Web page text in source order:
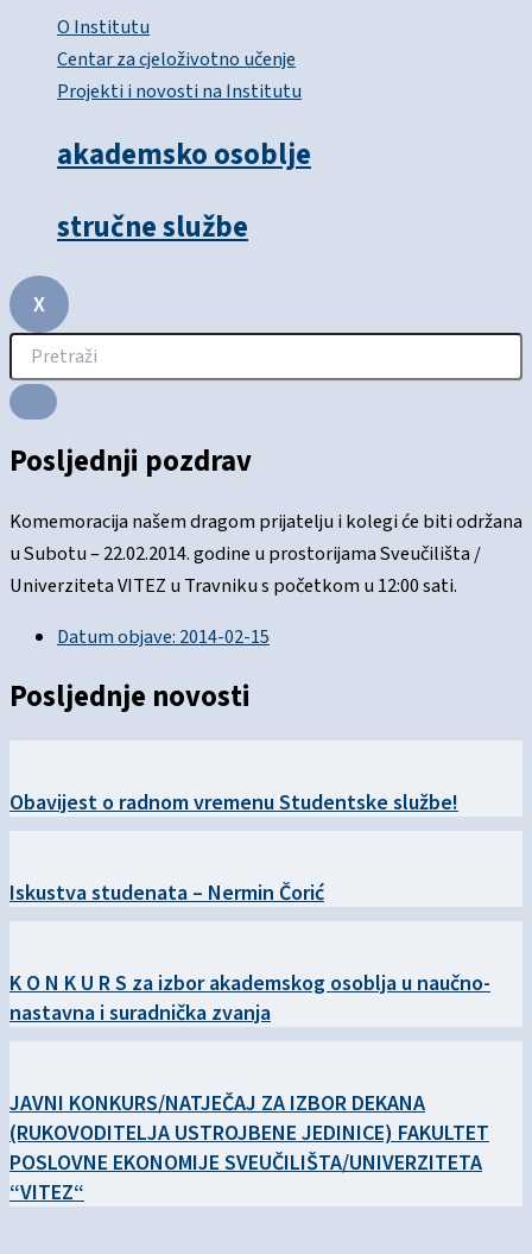
O Institutu
Centar za cjeloživotno učenje
Projekti i novosti na Institutu
akademsko osoblje
stručne službe
X
Posljednji pozdrav
Komemoracija našem dragom prijatelju i kolegi će biti održana
u Subotu – 22.02.2014. godine u prostorijama Sveučilišta /
Univerziteta VITEZ u Travniku s početkom u 12:00 sati.
Datum objave:2014-02-15
Posljednje novosti
Obavijest o radnom vremenu Studentske službe!
Iskustva studenata – Nermin Čorić
K O N K U R S za izbor akademskog osoblja u naučno-
nastavna i suradnička zvanja
JAVNI KONKURS/NATJEČAJ ZA IZBOR DEKANA
(RUKOVODITELJA USTROJBENE JEDINICE) FAKULTET
POSLOVNE EKONOMIJE SVEUČILIŠTA/UNIVERZITETA
“VITEZ“